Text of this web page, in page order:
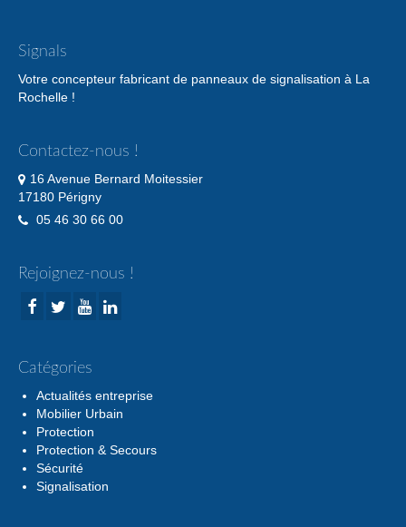
Signals
Votre concepteur fabricant de panneaux de signalisation à La
Rochelle !
Contactez-nous !
16 Avenue Bernard Moitessier
17180 Périgny
05 46 30 66 00
Rejoignez-nous !
Catégories
Actualités entreprise
Mobilier Urbain
Protection
Protection & Secours
Sécurité
Signalisation